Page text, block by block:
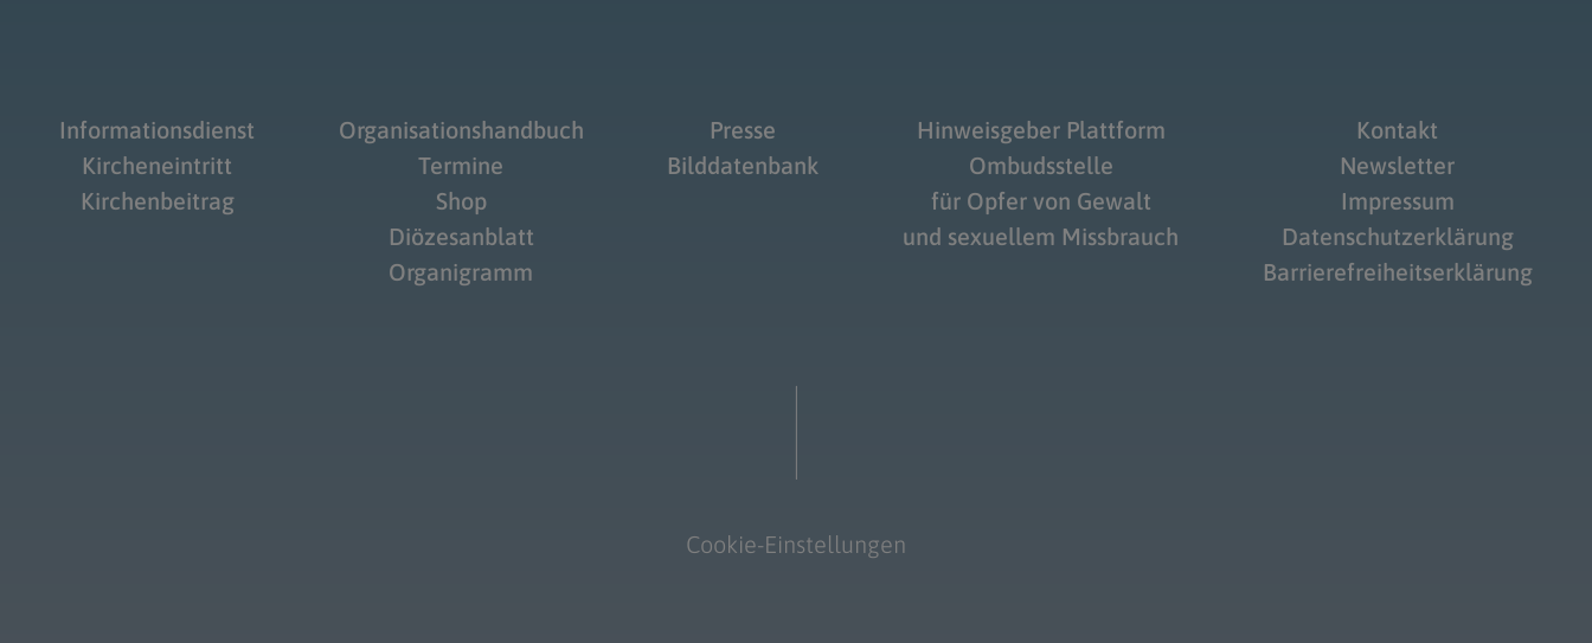
Informationsdienst
Kircheneintritt
Kirchenbeitrag
Organisationshandbuch
Termine
Shop
Diözesanblatt
Organigramm
Presse
Bilddatenbank
Hinweisgeber Plattform
Ombudsstelle
für Opfer von Gewalt
und sexuellem Missbrauch
Kontakt
Newsletter
Impressum
Datenschutzerklärung
Barrierefreiheitserklärung
Cookie-Einstellungen